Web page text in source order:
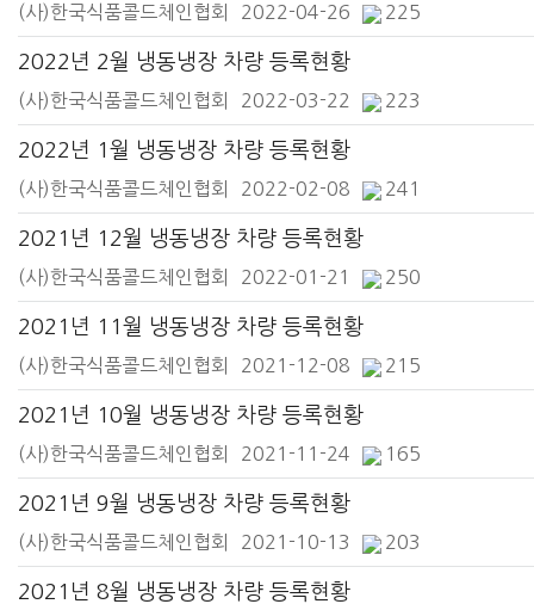
(사)한국식품콜드체인협회 2022-04-26 225
2022년 2월 냉동냉장 차량 등록현황
(사)한국식품콜드체인협회 2022-03-22 223
2022년 1월 냉동냉장 차량 등록현황
(사)한국식품콜드체인협회 2022-02-08 241
2021년 12월 냉동냉장 차량 등록현황
(사)한국식품콜드체인협회 2022-01-21 250
2021년 11월 냉동냉장 차량 등록현황
(사)한국식품콜드체인협회 2021-12-08 215
2021년 10월 냉동냉장 차량 등록현황
(사)한국식품콜드체인협회 2021-11-24 165
2021년 9월 냉동냉장 차량 등록현황
(사)한국식품콜드체인협회 2021-10-13 203
2021년 8월 냉동냉장 차량 등록현황